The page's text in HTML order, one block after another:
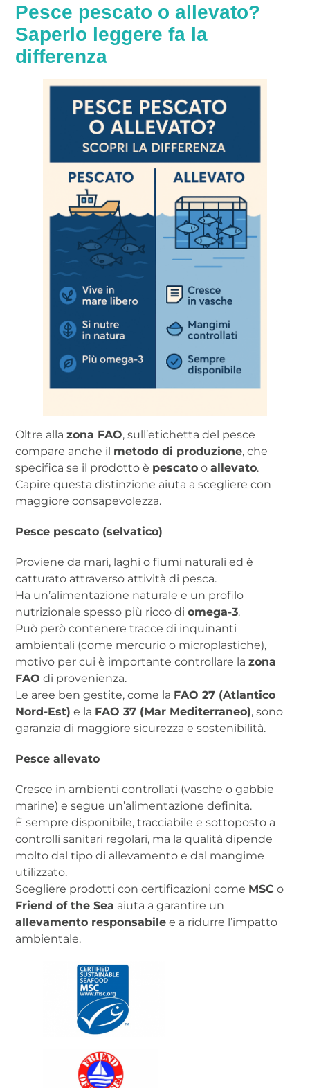
Pesce pescato o allevato?
Saperlo leggere fa la
differenza
Oltre alla zona FAO, sull’etichetta del pesce
compare anche il metodo di produzione, che
specifica se il prodotto è pescato o allevato.
Capire questa distinzione aiuta a scegliere con
maggiore consapevolezza.
Pesce pescato (selvatico)
Proviene da mari, laghi o fiumi naturali ed è
catturato attraverso attività di pesca.
Ha un’alimentazione naturale e un profilo
nutrizionale spesso più ricco di omega-3.
Può però contenere tracce di inquinanti
ambientali (come mercurio o microplastiche),
motivo per cui è importante controllare la zona
FAO di provenienza.
Le aree ben gestite, come la FAO 27 (Atlantico
Nord-Est) e la FAO 37 (Mar Mediterraneo), sono
garanzia di maggiore sicurezza e sostenibilità.
Pesce allevato
Cresce in ambienti controllati (vasche o gabbie
marine) e segue un’alimentazione definita.
È sempre disponibile, tracciabile e sottoposto a
controlli sanitari regolari, ma la qualità dipende
molto dal tipo di allevamento e dal mangime
utilizzato.
Scegliere prodotti con certificazioni come MSC o
Friend of the Sea aiuta a garantire un
allevamento responsabile e a ridurre l’impatto
ambientale.